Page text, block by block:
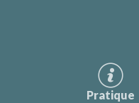
Pratique